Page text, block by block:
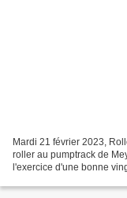
Mardi 21 février 2023,
roller au pumptrack de
l'exercice d'une bonne